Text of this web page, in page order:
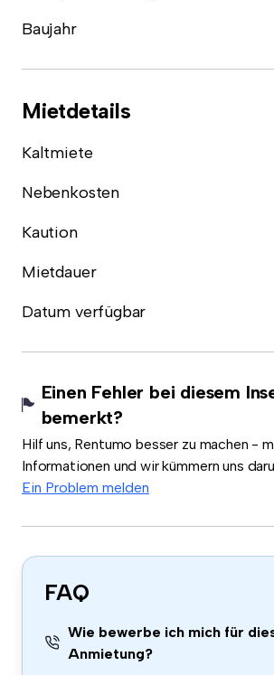
Baujahr
Mietdetails
Kaltmiete
Nebenkosten
Kaution
Mietdauer
Datum verfügbar
Einen Fehler bei diesem
bemerkt?
Hilf uns, Rentumo besser zu machen -
Informationen und wir kümmern uns
Ein Problem melden
FAQ
Wie bewerbe ich mich für
Anmietung?